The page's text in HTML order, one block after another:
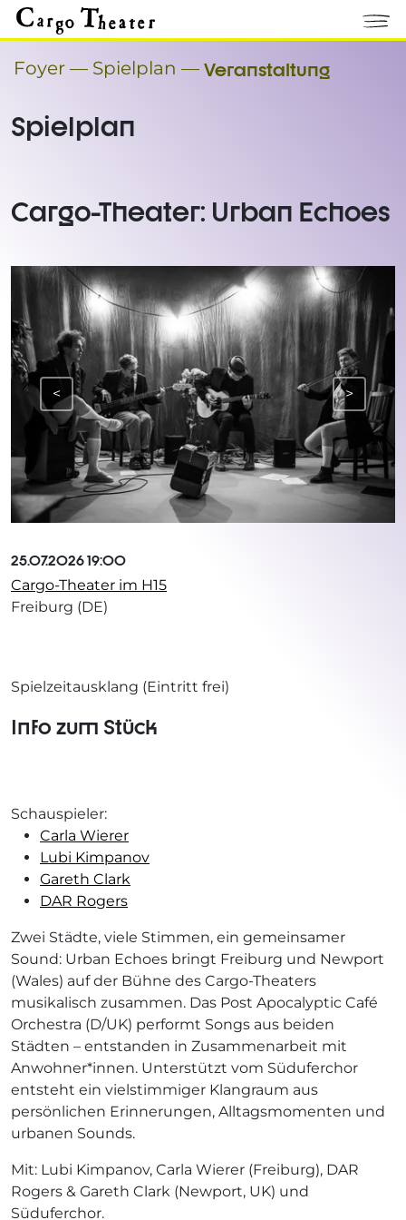
Foyer — Spielplan — Veranstaltung
Spielplan
Cargo-Theater: Urban Echoes
< >
25.07.2026 19:00
Cargo-Theater im H15
Freiburg (DE)
Spielzeitausklang (Eintritt frei)
Info zum Stück
Schauspieler:
Carla Wierer
Lubi Kimpanov
Gareth Clark
DAR Rogers
Zwei Städte, viele Stimmen, ein gemeinsamer
Sound: Urban Echoes bringt Freiburg und Newport
(Wales) auf der Bühne des Cargo-Theaters
musikalisch zusammen. Das Post Apocalyptic Café
Orchestra (D/UK) performt Songs aus beiden
Städten – entstanden in Zusammenarbeit mit
Anwohner*innen. Unterstützt vom Süduferchor
entsteht ein vielstimmiger Klangraum aus
persönlichen Erinnerungen, Alltagsmomenten und
urbanen Sounds.
Mit: Lubi Kimpanov, Carla Wierer (Freiburg), DAR
Rogers & Gareth Clark (Newport, UK) und
Süduferchor.